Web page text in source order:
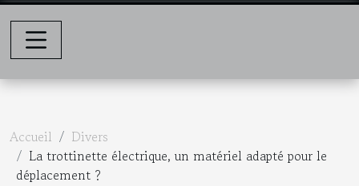
Accueil
Divers
La trottinette électrique, un matériel adapté pour le
déplacement ?